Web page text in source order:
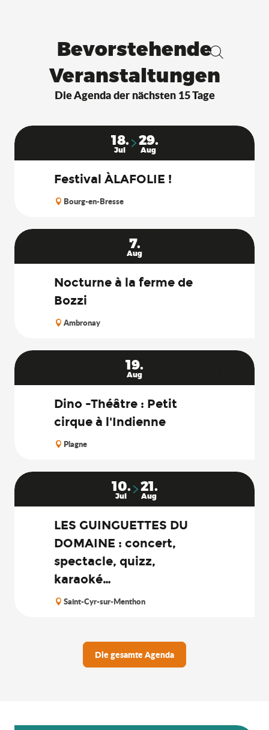
Suche
Bevorstehende
Veranstaltungen
Die Agenda der nächsten 15 Tage
18.
Jul
29.
Aug
Festival ÀLAFOLIE !
Bourg-en-Bresse
7.
Aug
Nocturne à la ferme de
Bozzi
Ambronay
19.
Aug
Dino -Théâtre : Petit
cirque à l'Indienne
Plagne
10.
Jul
21.
Aug
LES GUINGUETTES DU
DOMAINE : concert,
spectacle, quizz,
karaoké…
Saint-Cyr-sur-Menthon
Die gesamte Agenda